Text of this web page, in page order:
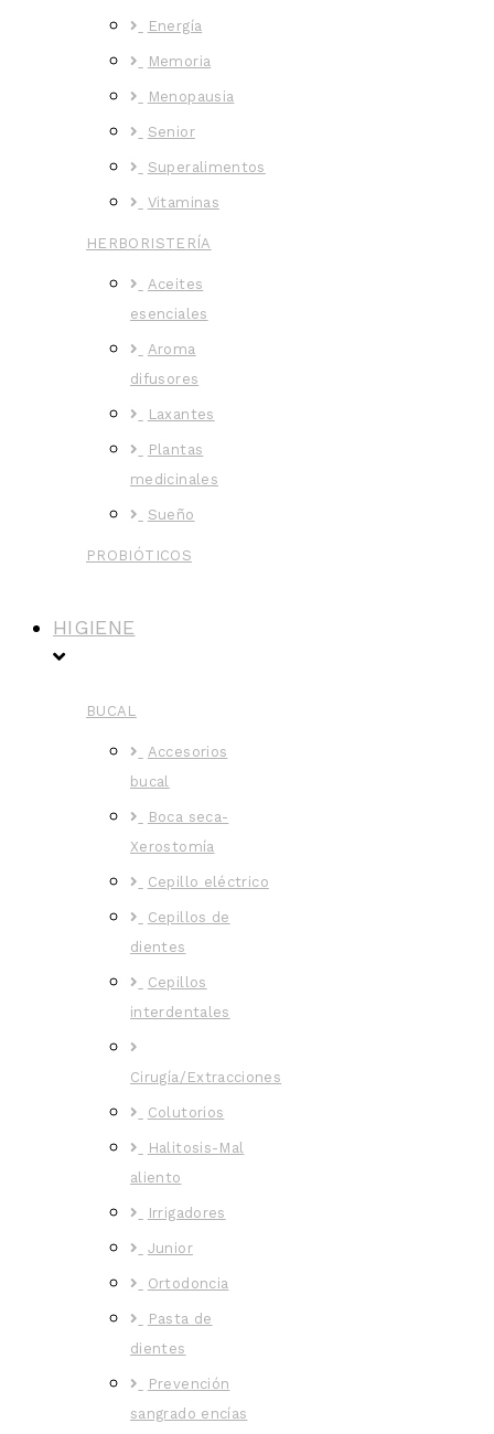
Energía
Memoria
Menopausia
Senior
Superalimentos
Vitaminas
HERBORISTERÍA
Aceites
esenciales
Aroma
difusores
Laxantes
Plantas
medicinales
Sueño
PROBIÓTICOS
HIGIENE
BUCAL
Accesorios
bucal
Boca seca-
Xerostomía
Cepillo eléctrico
Cepillos de
dientes
Cepillos
interdentales
Cirugía/Extracciones
Colutorios
Halitosis-Mal
aliento
Irrigadores
Junior
Ortodoncia
Pasta de
dientes
Prevención
sangrado encías